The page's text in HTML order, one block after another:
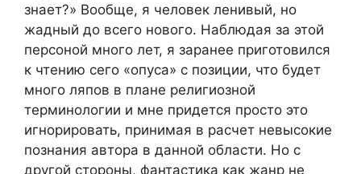
знает?» Вообще, я человек ленивый, но
жадный до всего нового. Наблюдая за этой
персоной много лет, я заранее приготовился
к чтению сего «опуса» с позиции, что будет
много ляпов в плане религиозной
терминологии и мне придется просто это
игнорировать, принимая в расчет невысокие
познания автора в данной области. Но с
другой стороны, фантастика как жанр не